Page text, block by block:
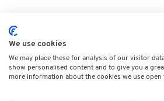
We use cookies
We may place these for analysis of our visitor
show personalised content and to give you a
more information about the cookies we use open